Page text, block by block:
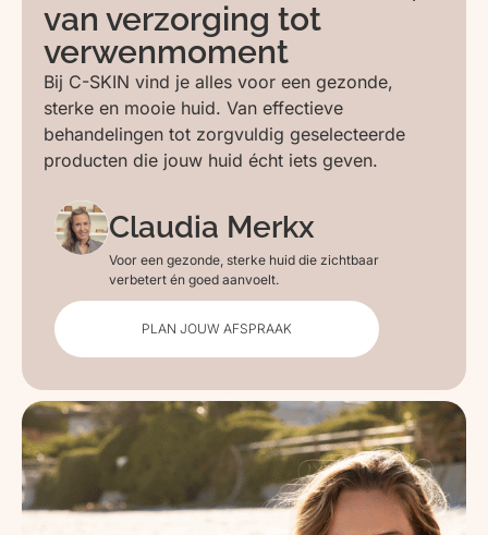
van verzorging tot
verwenmoment
Bij C-SKIN vind je alles voor een gezonde,
sterke en mooie huid. Van effectieve
behandelingen tot zorgvuldig geselecteerde
producten die jouw huid écht iets geven.
Claudia Merkx
Voor een gezonde, sterke huid die zichtbaar
verbetert én goed aanvoelt.
PLAN JOUW AFSPRAAK